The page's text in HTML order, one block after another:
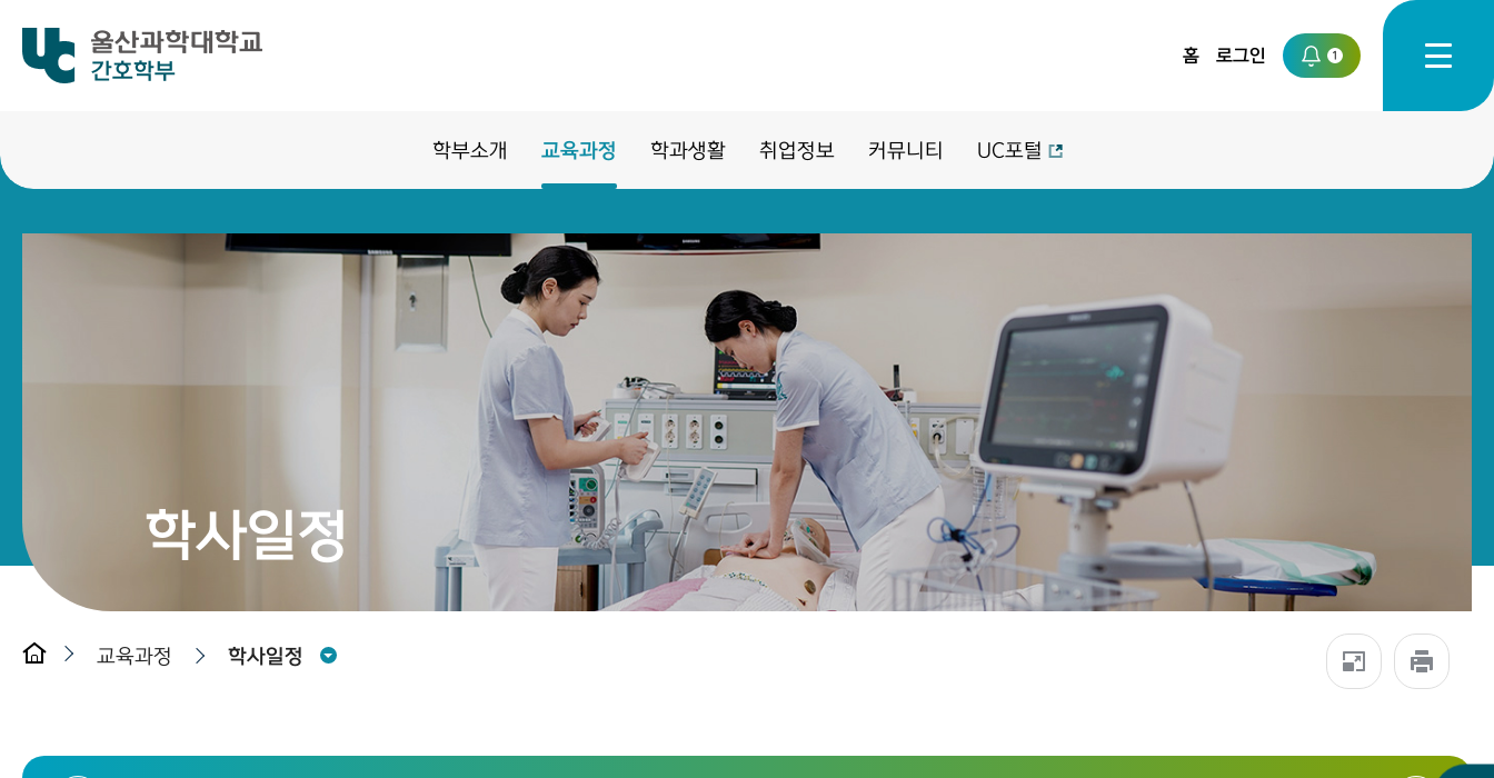
홈 로그인 1
간호학부
학부소개 교육과정 학과생활 취업정보 커뮤니티 UC포털
학사일정
교육과정 학사일정